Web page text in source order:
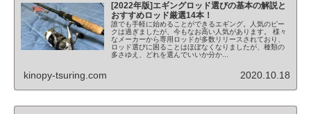
[2022年版]エギングロッド選びの基本の解説と
おすすめロッド厳選14本！
誰でも手軽に始めることができるエギング。人気のピー
クは過ぎましたが、今もなお高い人気があります。 様々
なメーカーから専用ロッドが多数リリースされており、
ロッド選びに困ることはほぼなくなりましたが、種類の
多さゆえ、どれを選んでいいか分か...
kinopy-tsuring.com 2020.10.18